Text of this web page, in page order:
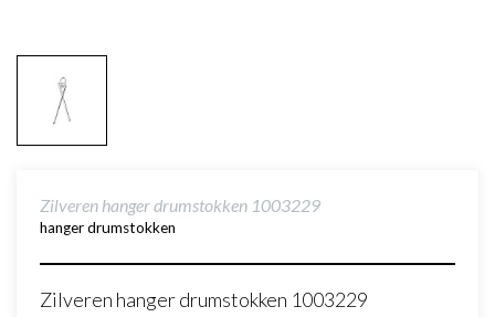
Zilveren hanger drumstokken 1003229
hanger drumstokken
Zilveren hanger drumstokken 1003229